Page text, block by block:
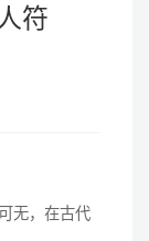
符
无，在古代